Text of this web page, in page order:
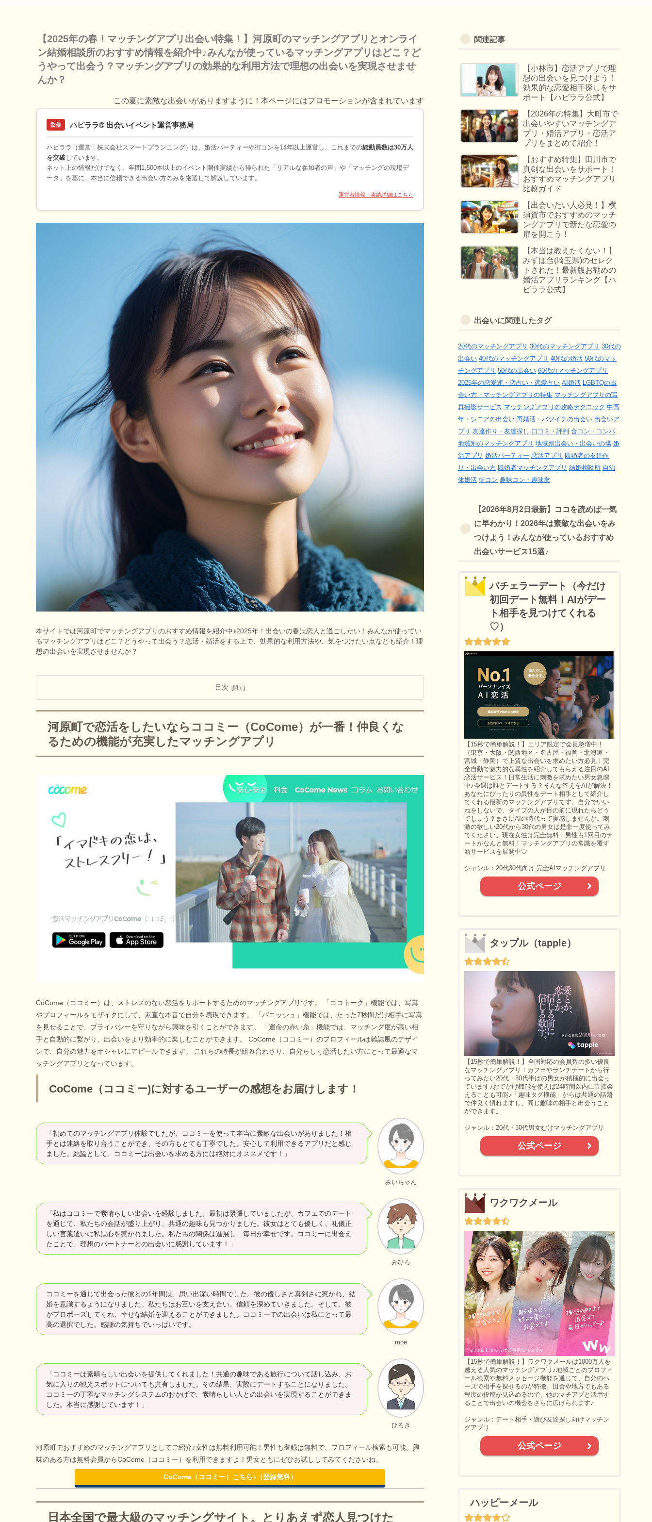
【2025年の春！マッチングアプリ出会い特集！】河原町のマッチングアプリとオンライ
ン結婚相談所のおすすめ情報を紹介中♪みんなが使っているマッチングアプリはどこ？ど
うやって出会う？マッチングアプリの効果的な利用方法で理想の出会いを実現させませ
んか？
この夏に素敵な出会いがありますように！本ページにはプロモーションが含まれています
監修 ハピララ® 出会いイベント運営事務局
ハピララ（運営：株式会社スマートプランニング）は、婚活パーティーや街コンを14年以上運営し、これまでの総動員数は30万人
を突破 しています。
ネット上の情報だけでなく、年間1,500本以上のイベント開催実績から得られた「リアルな参加者の声」や「マッチングの現場デ
ータ」を基に、本当に信頼できる出会い方のみを厳選して解説しています。
運営者情報・実績詳細はこちら
本サイトでは河原町でマッチングアプリのおすすめ情報を紹介中♪2025年！出会いの春は恋人と過ごしたい！みんなが使ってい
るマッチングアプリはどこ？どうやって出会う？恋活・婚活をする上で、効果的な利用方法や、気をつけたい点なども紹介！理
想の出会いを実現させませんか？
目次
河原町で恋活をしたいならココミー（CoCome）が一番！仲良くな
るための機能が充実したマッチングアプリ
CoCome（ココミー）は、ストレスのない恋活をサポートするためのマッチングアプリです。 「ココトーク」機能では、写真
やプロフィールをモザイクにして、素直な本音で自分を表現できます。 「バニッシュ」機能では、たった7秒間だけ相手に写真
を見せることで、プライバシーを守りながら興味を引くことができます。 「運命の赤い糸」機能では、マッチング度が高い相
手と自動的に繋がり、出会いをより効率的に楽しむことができます。 CoCome（ココミー）のプロフィールは雑誌風のデザイ
ンで、自分の魅力をオシャレにアピールできます。 これらの特長が組み合わさり、自分らしく恋活したい方にとって最適なマ
ッチングアプリとなっています。
CoCome（ココミー)に対するユーザーの感想をお届けします！
みいちゃん
「初めてのマッチングアプリ体験でしたが、ココミーを使って本当に素敵な出会いがありました！相
手とは連絡を取り合うことができ、その方もとても丁寧でした。安心して利用できるアプリだと感じ
ました。結論として、ココミーは出会いを求める方には絶対にオススメです！」
みひろ
「私はココミーで素晴らしい出会いを経験しました。最初は緊張していましたが、カフェでのデート
を通じて、私たちの会話が盛り上がり、共通の趣味も見つかりました。彼女はとても優しく、礼儀正
しい言葉遣いに私は心を惹かれました。私たちの関係は進展し、毎日が幸せです。ココミーに出会え
たことで、理想のパートナーとの出会いに感謝しています！」
moe
ココミーを通じて出会った彼との1年間は、思い出深い時間でした。彼の優しさと真剣さに惹かれ、結
婚を意識するようになりました。私たちはお互いを支え合い、信頼を深めていきました。そして、彼
がプロポーズしてくれ、幸せな結婚を迎えることができました。ココミーでの出会いは私にとって最
高の選択でした。感謝の気持ちでいっぱいです。
ひろき
「ココミーは素晴らしい出会いを提供してくれました！共通の趣味である旅行について話し込み、お
気に入りの観光スポットについても共有しました。その結果、実際にデートすることになりました。
ココミーの丁寧なマッチングシステムのおかげで、素晴らしい人との出会いを実現することができま
した。本当に感謝しています！」
河原町でおすすめのマッチングアプリとしてご紹介♪女性は無料利用可能！男性も登録は無料で、プロフィール検索も可能。興
味のある方は無料会員からCoCome（ココミー）を利用できますよ！男女ともにぜひお試ししてみてくださいね。
CoCome（ココミー）こちら♪（登録無料）
日本全国で最大級のマッチングサイト。とりあえず恋人見つけた
関連記事
【小林市】恋活アプリで理
想の出会いを見つけよう！
効果的な恋愛相手探しをサ
ポート【ハピララ公式】
【2026年の特集】大町市で
出会いやすいマッチングア
プリ・婚活アプリ・恋活ア
プリをまとめて紹介！
【おすすめ特集】田川市で
真剣な出会いをサポート！
おすすめマッチングアプリ
比較ガイド
【出会いたい人必見！】横
須賀市でおすすめのマッチ
ングアプリで新たな恋愛の
扉を開こう！
【本当は教えたくない！】
みずほ台(埼玉県)のセレク
トされた！最新版お勧めの
婚活アプリランキング【ハ
ピララ公式】
出会いに関連したタグ
20代のマッチングアプリ 30代のマッチングアプリ 30代の
出会い 40代のマッチングアプリ 40代の婚活 50代のマッ
チングアプリ 50代の出会い 60代のマッチングアプリ
2025年の恋愛運・恋占い・恋愛占い AI婚活 LGBTQの出
会い方・マッチングアプリの特集 マッチングアプリの写
真撮影サービス マッチングアプリの攻略テクニック 中高
年・シニアの出会い 再婚活・バツイチの出会い 出会いア
プリ 友達作り・友達探し 口コミ・評判 合コン・コンパ
地域別のマッチングアプリ 地域別出会い・出会いの場 婚
活アプリ 婚活パーティー 恋活アプリ 既婚者の友達作
り・出会い方 既婚者マッチングアプリ 結婚相談所 自治
体婚活 街コン 趣味コン・趣味友
【2026年8月2日最新】ココを読めば一気
に早わかり！2026年は素敵な出会いをみ
つけよう！みんなが使っているおすすめ
出会いサービス15選♪
バチェラーデート（今だけ
初回デート無料！AIがデー
ト相手を見つけてくれる
♡）
【15秒で簡単解説！】エリア限定で会員急増中！
（東京・大阪・関西地区・名古屋・福岡・北海道・
宮城・静岡）で上質な出会いを求めたい方必見！完
全自動で魅力的な異性を紹介してもらえる注目のAI
恋活サービス！日常生活に刺激を求めたい男女急増
中♪今週は誰とデートする？そんな答えをAIが解決！
あなたにぴったりの異性をデート相手として紹介し
てくれる最新のマッチングアプリです。自分でいい
ねをしないで、タイプの人が目の前に現れたらどう
でしょう？まさにAIの時代って実感しませんか。刺
激の欲しい20代から30代の男女は是非一度使ってみ
てください。現在女性は完全無料！男性も1回目のデ
ートがなんと無料！マッチングアプリの常識を覆す
新サービスを展開中♡
ジャンル：20代30代向け 完全AIマッチングアプリ
公式ページ
タップル（tapple）
【15秒で簡単解説！】全国対応の会員数の多い優良
なマッチングアプリ！カフェやランチデートから行
ってみたい20代・30代半ばの男女が積極的に出会っ
ています♪おでかけ機能を使えば24時間以内に直接会
えることも可能♪「趣味タグ機能」からは共通の話題
で仲良く慣れますし、同じ趣味の相手と出会うこと
ができます。
ジャンル：20代・30代男女むけマッチングアプリ
公式ページ
ワクワクメール
【15秒で簡単解説！】ワクワクメールは1000万人を
越える人気のマッチングアプリ♪地域ごとのプロフィ
ール検索や無料メッセージ機能を通じて、自分のペ
ースで相手を探せるのが特徴。田舎や地方でもある
程度の投稿が見込めるので、他のマチアプと活用す
ることで出会いの機会をさらに広げられます♪
ジャンル：デート相手・遊び友達探し向けマッチン
グアプリ
公式ページ
ハッピーメール